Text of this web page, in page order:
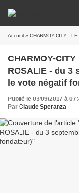
Accueil » CHARMOY-CITY : LE PSC DE
CHARMOY-CITY
ROSALIE - du 3
le vote négatif
Publié le 03/09/2017 à
Par Claude Speranza